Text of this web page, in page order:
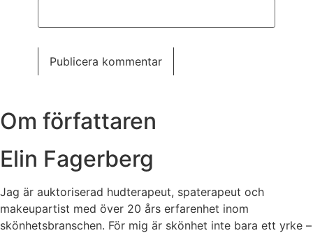
Om författaren
Elin Fagerberg
Jag är auktoriserad hudterapeut, spaterapeut och
makeupartist med över 20 års erfarenhet inom
skönhetsbranschen. För mig är skönhet inte bara ett yrke –